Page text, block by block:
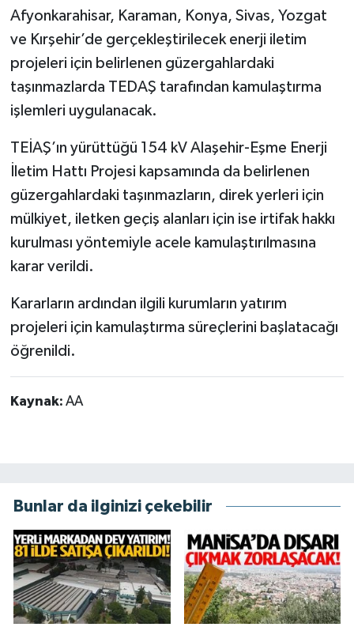
Afyonkarahisar, Karaman, Konya, Sivas, Yozgat
ve Kırşehir’de gerçekleştirilecek enerji iletim
projeleri için belirlenen güzergahlardaki
taşınmazlarda TEDAŞ tarafından kamulaştırma
işlemleri uygulanacak.
TEİAŞ’ın yürüttüğü 154 kV Alaşehir-Eşme Enerji
İletim Hattı Projesi kapsamında da belirlenen
güzergahlardaki taşınmazların, direk yerleri için
mülkiyet, iletken geçiş alanları için ise irtifak hakkı
kurulması yöntemiyle acele kamulaştırılmasına
karar verildi.
Kararların ardından ilgili kurumların yatırım
projeleri için kamulaştırma süreçlerini başlatacağı
öğrenildi.
Kaynak: AA
Bunlar da ilginizi çekebilir